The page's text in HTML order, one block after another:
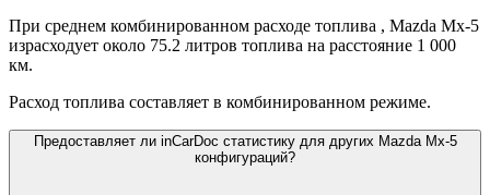
При среднем комбинированном расходе топлива , Mazda Mx-5
израсходует около 75.2 литров топлива на расстояние 1 000
км.
Расход топлива составляет в комбинированном режиме.
Предоставляет ли inCarDoc статистику для других Mazda Mx-5
конфигураций?